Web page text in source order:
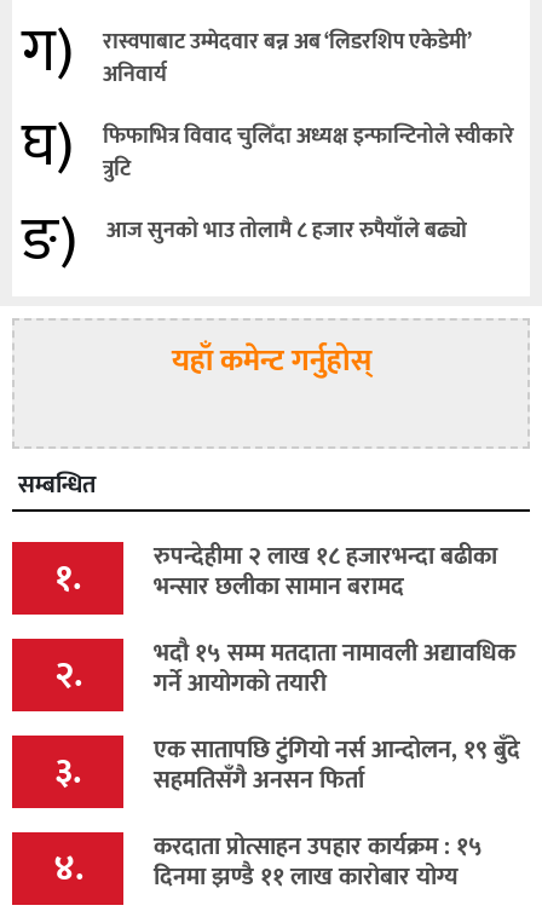
ग)
रास्वपाबाट उम्मेदवार बन्न अब ‘लिडरशिप एकेडेमी’
अनिवार्य
घ)
फिफाभित्र विवाद चुलिँदा अध्यक्ष इन्फान्टिनोले स्वीकारे
त्रुटि
ङ) आज सुनको भाउ तोलामै ८ हजार रुपैयाँले बढ्यो
यहाँ कमेन्ट गर्नुहोस्
सम्बन्धित
१. रुपन्देहीमा २ लाख १८ हजारभन्दा बढीका
भन्सार छलीका सामान बरामद
२. भदौ १५ सम्म मतदाता नामावली अद्यावधिक
गर्ने आयोगको तयारी
३. एक सातापछि टुंगियो नर्स आन्दोलन, १९ बुँदे
सहमतिसँगै अनसन फिर्ता
४. करदाता प्रोत्साहन उपहार कार्यक्रम : १५
दिनमा झण्डै ११ लाख कारोबार योग्य